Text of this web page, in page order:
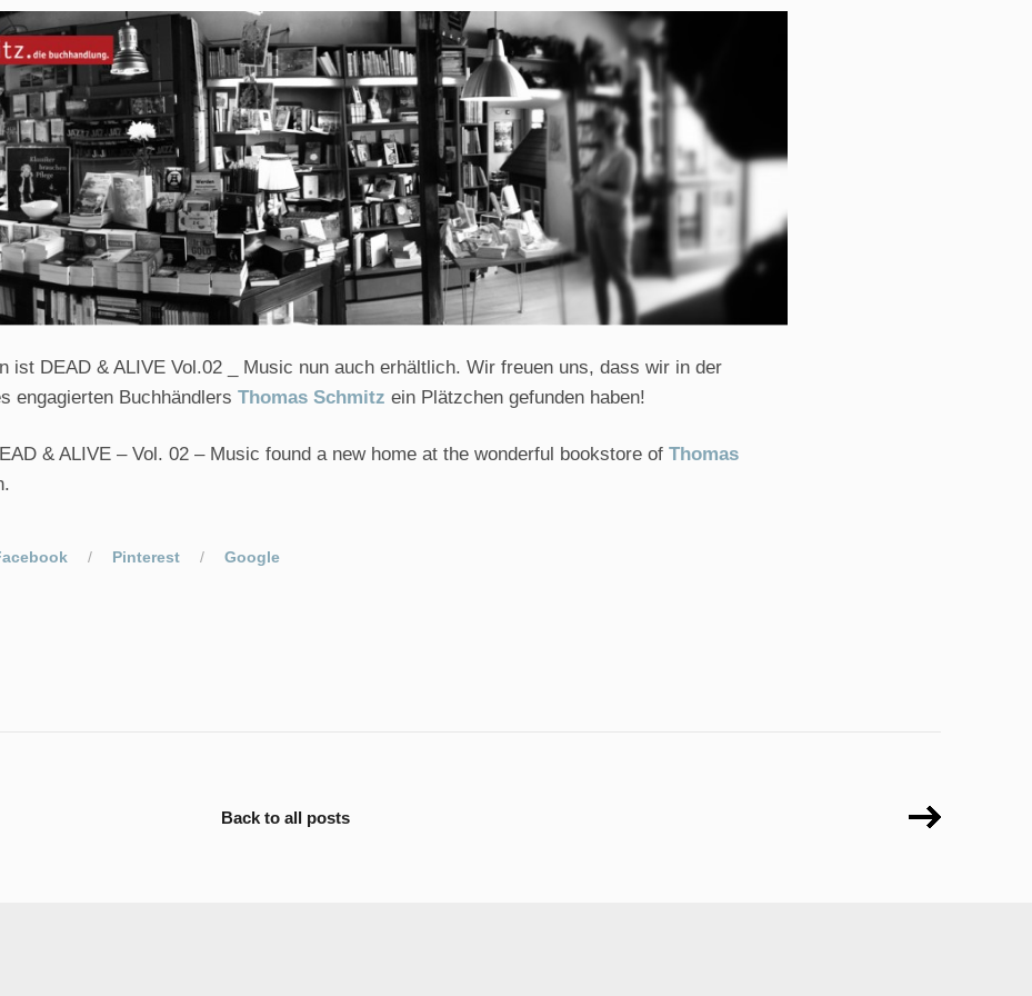
ist DEAD & ALIVE Vol.02 _ Music nun auch erhältlich. Wir freuen uns, dass wir in der
engagierten Buchhändlers Thomas Schmitz ein Plätzchen gefunden haben!
& ALIVE – Vol. 02 – Music found a new home at the wonderful bookstore of Thomas
Pinterest Google
Back to all posts